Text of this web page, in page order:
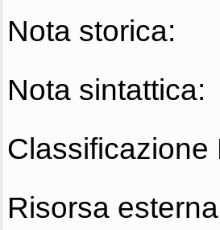
Nota storica:
Nota sintattica:
Classificazione
Risorsa